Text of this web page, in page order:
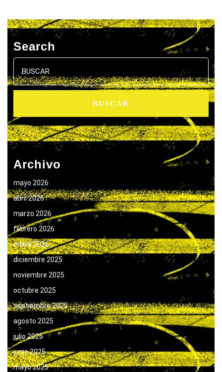
Search
Buscar:
Archivo
mayo 2026
abril 2026
marzo 2026
febrero 2026
enero 2026
diciembre 2025
noviembre 2025
octubre 2025
septiembre 2025
agosto 2025
julio 2025
junio 2025
mayo 2025